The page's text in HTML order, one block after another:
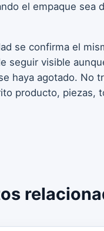
el empaque sea
se confirma el
seguir visible
haya agotado. No
producto, piezas,